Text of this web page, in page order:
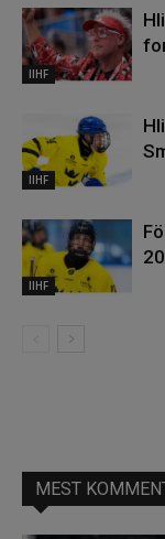
IIHF
IIHF
IIHF
MEST